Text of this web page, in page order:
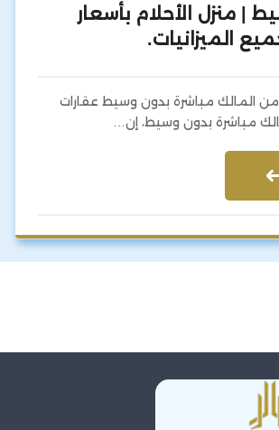
| منزل الأحلام بأسعار
الميزانيات.
المالك مباشرة بدون وسيط عقارات
مباشرة بدون وسيط، إن…